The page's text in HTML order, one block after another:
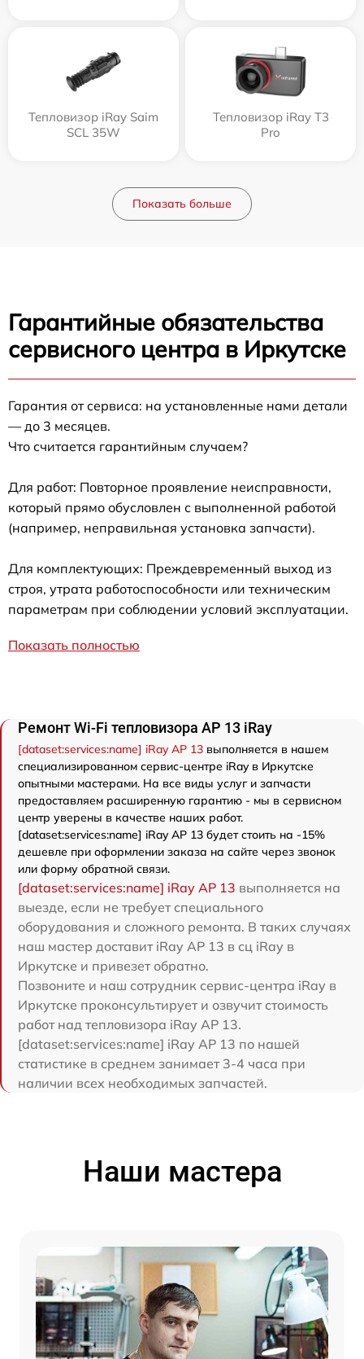
Тепловизор iRay Saim
SCL 35W
Тепловизор iRay T3
Pro
Показать больше
Гарантийные обязательства
сервисного центра в Иркутске
Гарантия от сервиса: на установленные нами детали
— до 3 месяцев.
Что считается гарантийным случаем?
Для работ: Повторное проявление неисправности,
который прямо обусловлен с выполненной работой
(например, неправильная установка запчасти).
Для комплектующих: Преждевременный выход из
строя, утрата работоспособности или техническим
параметрам при соблюдении условий эксплуатации.
Показать полностью
Ремонт Wi-Fi тепловизора AP 13 iRay
[dataset:services:name] iRay AP 13 выполняется в нашем
специализированном сервис-центре iRay в Иркутске
опытными мастерами. На все виды услуг и запчасти
предоставляем расширенную гарантию - мы в сервисном
центр уверены в качестве наших работ.
[dataset:services:name] iRay AP 13 будет стоить на -15%
дешевле при оформлении заказа на сайте через звонок
или форму обратной связи.
[dataset:services:name] iRay AP 13 выполняется на
выезде, если не требует специального
оборудования и сложного ремонта. В таких случаях
наш мастер доставит iRay AP 13 в сц iRay в
Иркутске и привезет обратно.
Позвоните и наш сотрудник сервис-центра iRay в
Иркутске проконсультирует и озвучит стоимость
работ над тепловизора iRay AP 13.
[dataset:services:name] iRay AP 13 по нашей
статистике в среднем занимает 3-4 часа при
наличии всех необходимых запчастей.
Наши мастера